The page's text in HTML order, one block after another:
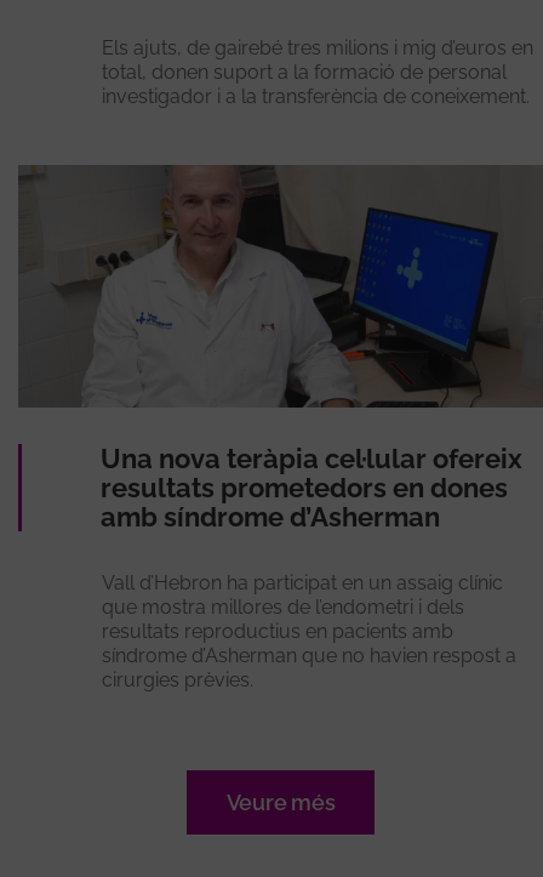
Els ajuts, de gairebé tres milions i mig d’euros en
total, donen suport a la formació de personal
investigador i a la transferència de coneixement.
Una nova teràpia cel·lular ofereix
resultats prometedors en dones
amb síndrome d’Asherman
Vall d’Hebron ha participat en un assaig clínic
que mostra millores de l’endometri i dels
resultats reproductius en pacients amb
síndrome d’Asherman que no havien respost a
cirurgies prèvies.
Veure més